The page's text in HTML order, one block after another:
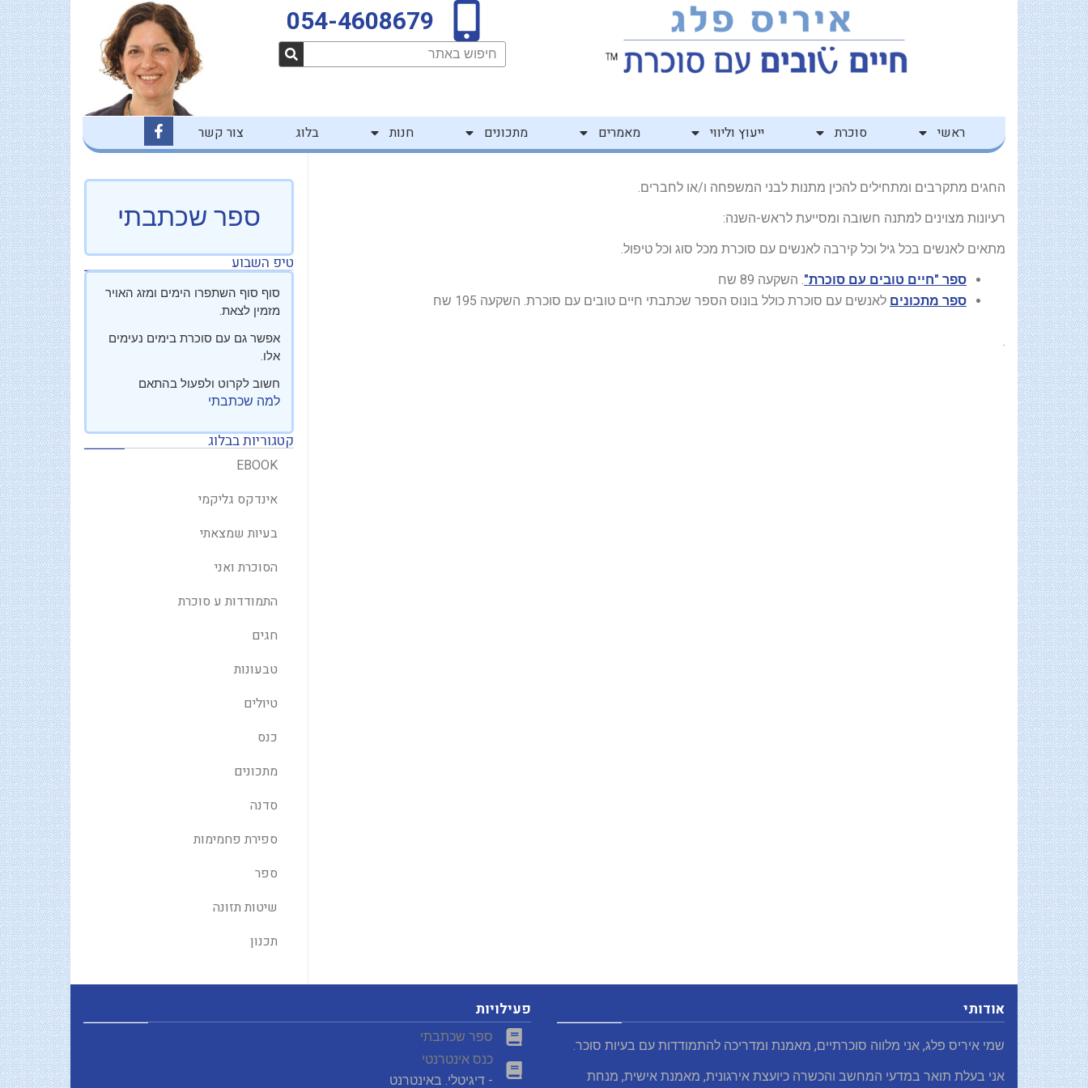
לתוכן
דילוג
לתוכן
054-4608679
חיפוש
ראשי סוכרת ייעוץ וליווי מאמרים מתכונים חנות בלוג צור קשר
c
b
o
k
f
החגים מתקרבים ומתחילים להכין מתנות לבני המשפחה ו/או לחברים.
רעיונות מצוינים למתנה חשובה ומסייעת לראש-השנה:
מתאים לאנשים בכל גיל וכל קירבה לאנשים עם סוכרת מכל סוג וכל טיפול.
ספר "חיים טובים עם סוכרת". השקעה 89 שח
ספר מתכונים לאנשים עם סוכרת כולל בונוס הספר שכתבתי חיים טובים עם סוכרת. השקעה 195 שח
.
ספר שכתבתי
טיפ השבוע
סוף סוף השתפרו הימים ומזג האויר
מזמין לצאת.
אפשר גם עם סוכרת בימים נעימים
אלו.
חשוב לקרוט ולפעול בהתאם
למה שכתבתי
קטגוריות בבלוג
EBOOK
אינדקס גליקמי
בעיות שמצאתי
הסוכרת ואני
התמודדות ע סוכרת
חגים
טבעונות
טיולים
כנס
מתכונים
סדנה
ספירת פחמימות
ספר
שיטות תזונה
תכנון
אודותי
שמי איריס פלג, אני מלווה סוכרתיים, מאמנת ומדריכה להתמודדות עם בעיות סוכר.
אני בעלת תואר במדעי המחשב והכשרה כיועצת אירגונית, מאמנת אישית, מנחת
פעילויות
ספר שכתבתי
כנס אינטרנטי
- דיגיטלי. באינטרנט